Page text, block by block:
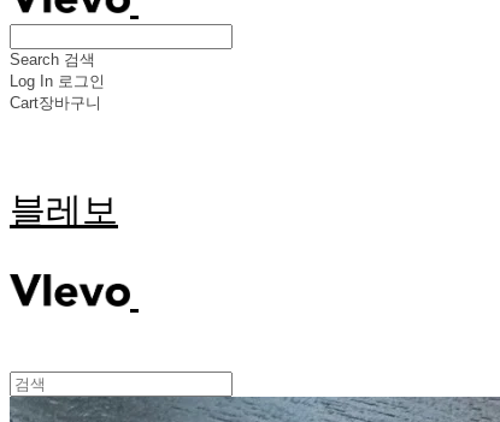
Search 검색
Log In 로그인
Cart장바구니
블레보